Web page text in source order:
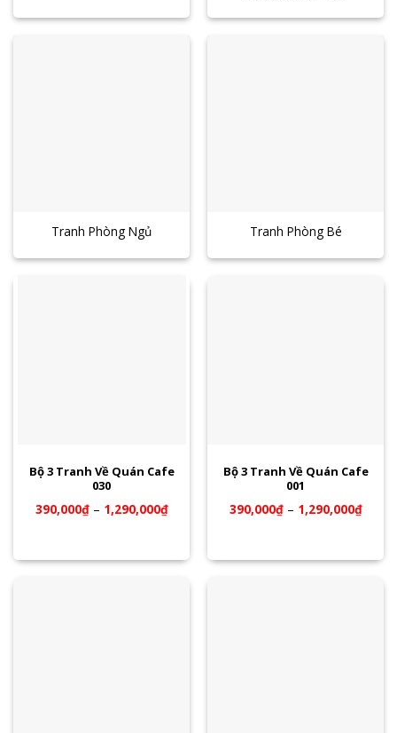
Tranh Phòng Ngủ Tranh Phòng Bé
Bộ 3 Tranh Về Quán Cafe
030
390,000₫– 1,290,000₫
Bộ 3 Tranh Về Quán Cafe
001
390,000₫– 1,290,000₫